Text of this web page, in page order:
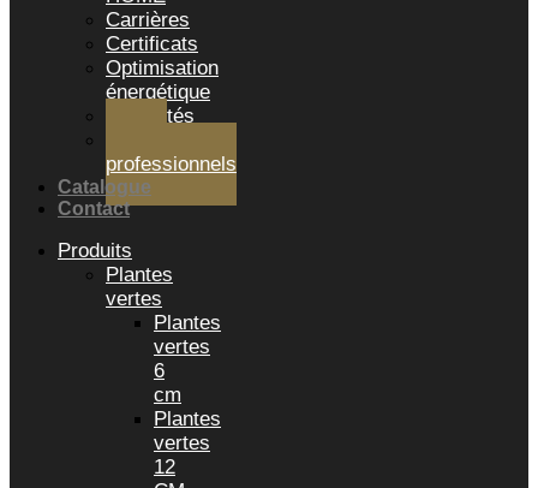
Carrières
Certificats
Optimisation
énergétique
Actualités
professionnels
Catalogue
Contact
Produits
Plantes
vertes
Plantes
vertes
6
cm
Plantes
vertes
12